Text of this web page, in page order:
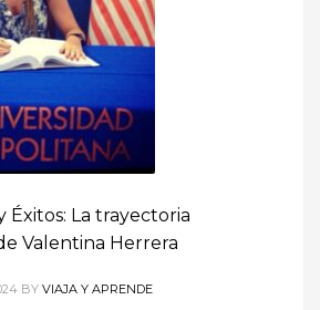
Éxitos: La trayectoria
Valentina Herrera
BY VIAJA Y APRENDE